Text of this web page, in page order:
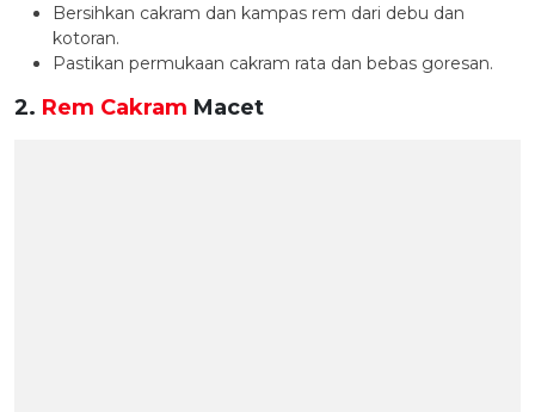
Bersihkan cakram dan kampas rem dari debu dan
kotoran.
Pastikan permukaan cakram rata dan bebas goresan.
2. Rem Cakram Macet